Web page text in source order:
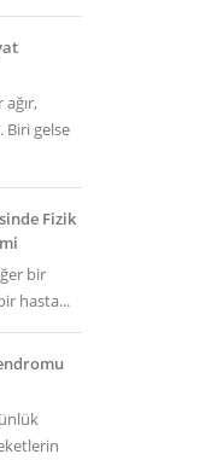
Biri gelse
Fizik
bir
hasta...